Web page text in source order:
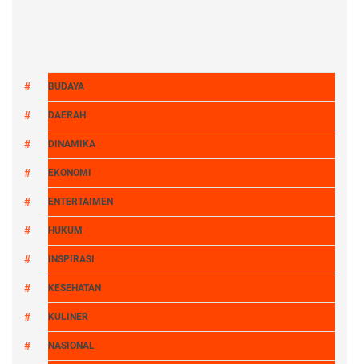
BUDAYA
DAERAH
DINAMIKA
EKONOMI
ENTERTAIMEN
HUKUM
INSPIRASI
KESEHATAN
KULINER
NASIONAL